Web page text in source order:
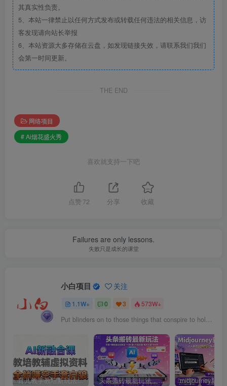
其真实性负责。
5、本站一律禁止以任何方式发布或转载任何违法的相关信息，访
客发现请向站长举报
6、本站资源大多存储在云盘，如发现链接失效，请联系我们我们
会第一时间更新。
THE END
网络项目
# Ai烟花盛火秀
喜欢就支持一下吧
点赞 72 分享 收藏
Failures are only lessons.
失败只是成长的课堂
小白项目 关注
1.1W+ 0 3 573W+
Put blinders on to those things that conspire to hold you back, especially the ones in your own head.
育儿教学教培新玩法，AI生成教学视频，市场大，操作简单，变现天花板非常高 头条搬砖最新玩法，文章+视频用AI全搞定，一天5张+不是问题，每天只需10分钟